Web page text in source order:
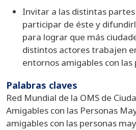
Invitar a las distintas
participar de éste y
para lograr que más
distintos actores trabajen
entornos amigables con las
Palabras claves
Red Mundial de la OMS de
Amigables con las Personas
amigables con las personas